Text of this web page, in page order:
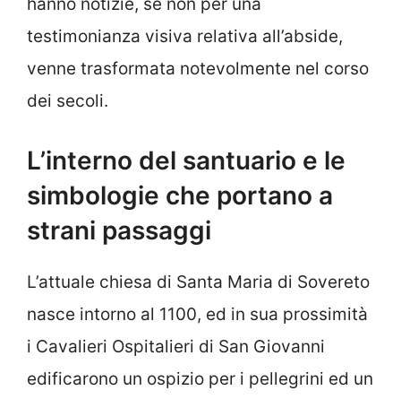
hanno notizie, se non per una
testimonianza visiva relativa all’abside,
venne trasformata notevolmente nel corso
dei secoli.
L’interno del santuario e le
simbologie che portano a
strani passaggi
L’attuale chiesa di Santa Maria di Sovereto
nasce intorno al 1100, ed in sua prossimità
i Cavalieri Ospitalieri di San Giovanni
edificarono un ospizio per i pellegrini ed un